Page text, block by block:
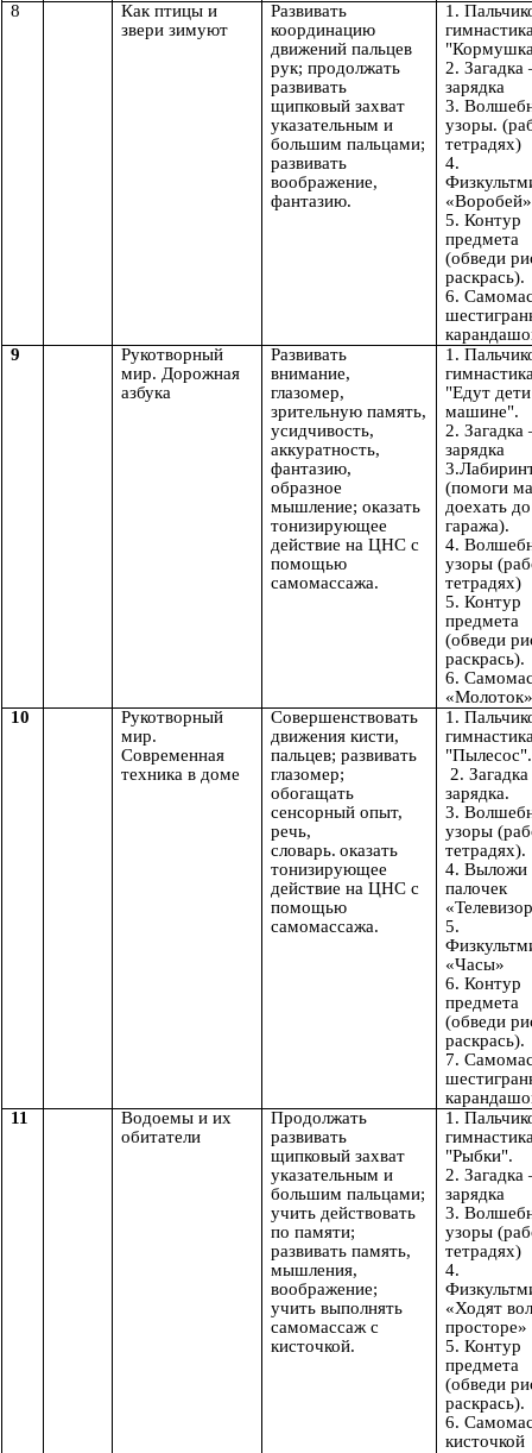
8
Как птицы и
звери зимуют
Развивать
координацию
движений пальцев
рук; продолжать
развивать
щипковый захват
указательным и
большим пальцами;
развивать
воображение,
фантазию.
1.
2. Загадка
зарядка
3.
узоры.
тетрадях)
4.
«Воробей»
5. Контур
предмета
(обведи
раскрась).
6.
9
Рукотворный
мир. Дорожная
азбука
Развивать
внимание,
глазомер,
зрительную память,
усидчивость,
аккуратность,
фантазию,
образное
мышление; оказать
тонизирующее
действие на ЦНС с
помощью
самомассажа.
1.
"Едут
машине".
2. Загадка
зарядка
(помоги
доехать до
гаража).
4.
узоры
тетрадях)
5. Контур
предмета
(обведи
раскрась).
6.
«Молоток»
10
Рукотворный
мир.
Современная
техника в доме
Совершенствовать
движения кисти,
пальцев; развивать
глазомер;
обогащать
сенсорный опыт,
речь,
словарь. оказать
тонизирующее
действие на ЦНС с
помощью
самомассажа.
1.
"Пылесос".
2.
зарядка.
3.
узоры
тетрадях).
4. Выложи
палочек
5.
«Часы»
6. Контур
предмета
(обведи
раскрась).
7.
11
Водоемы и их
обитатели
Продолжать
развивать
щипковый захват
указательным и
большим пальцами;
учить действовать
по памяти;
развивать память,
мышления,
воображение;
учить выполнять
самомассаж с
кисточкой.
1.
"Рыбки".
2. Загадка
зарядка
3.
узоры
тетрадях)
4.
«Ходят
просторе»
5. Контур
предмета
(обведи
раскрась).
6.
кисточкой